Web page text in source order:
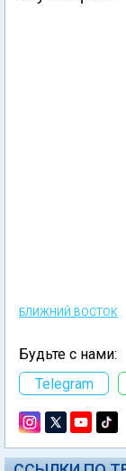
БЛИЖНИЙ ВОСТОК
Будьте с нами:
Telegram